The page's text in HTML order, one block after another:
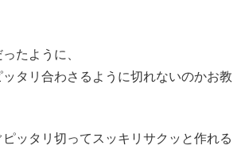
たように、
タリ合わさるように切れないのかお教
ッタリ切ってスッキリサクッと作れる